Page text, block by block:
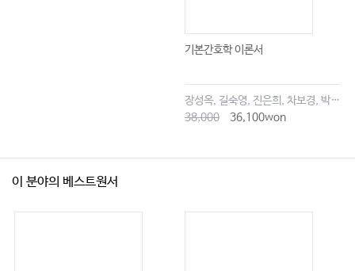
기본간호학 이론서
장성옥, 길숙영, 진은희, 차보경, 박창승, 김영희, 임세현, 김은재, 이해랑
38,000
36,100won
이 분야의 베스트원서